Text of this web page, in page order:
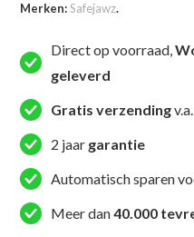
Merken:Safejawz.
Direct op voorraad,
geleverd
Gratis verzending
2 jaar garantie
Automatisch sparen
Meer dan40.000